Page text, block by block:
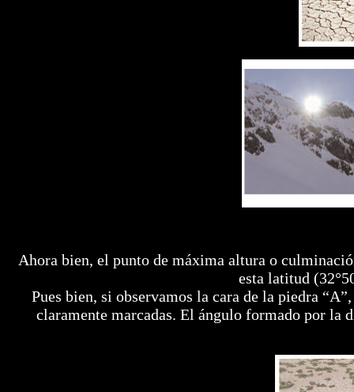
Ahora bien, el punto de máxima altura o
esta latitud
Pues bien, si observamos la cara de la piedra
claramente marcadas. El ángulo formado por la